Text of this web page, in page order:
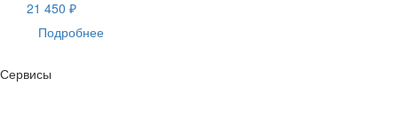
21 450 ₽
Подробнее
Сервисы